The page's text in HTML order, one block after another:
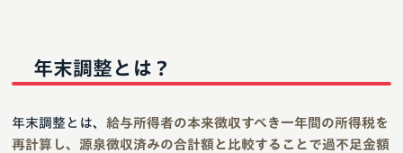
年末調整とは？
年末調整とは、 給与所得者の本来徴収すべき一年間の所得税を
再計算し、源泉徴収済みの合計額と比較することで過不足金額